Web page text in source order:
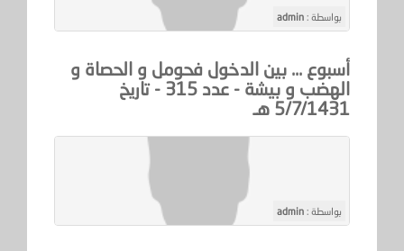
بواسطة : admin
أسبوع ... بين الدخول فحومل و الحصاة و
الهضب و بيشة - عدد 315 - تاريخ
5/7/1431 هـ
بواسطة : admin